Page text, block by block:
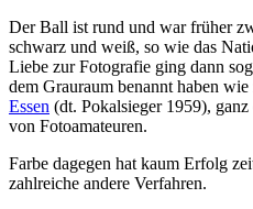
Der Ball ist rund und war früher
schwarz und weiß, so wie das
Liebe zur Fotografie ging dann
dem Grauraum benannt haben
Essen (dt. Pokalsieger 1959),
von Fotoamateuren.
Farbe dagegen hat kaum Erfolg
zahlreiche andere Verfahren.